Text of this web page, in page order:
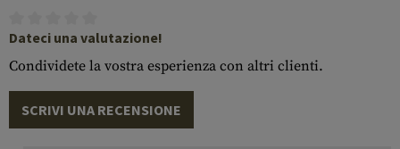
Dateci una valutazione!
Condividete la vostra esperienza con altri clienti.
SCRIVI UNA RECENSIONE